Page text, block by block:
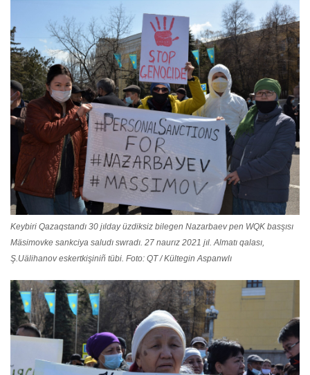
Keybiri Qazaqstandı 30 jılday üzdiksiz bilegen Nazarbaev pen WQK basşısı
Mäsimovke sankciya saludı swradı. 27 naurız 2021 jıl. Almatı qalası,
Ş.Uälihanov eskertkişiniñ tübi. Foto: QT / Kültegin Aspanwlı